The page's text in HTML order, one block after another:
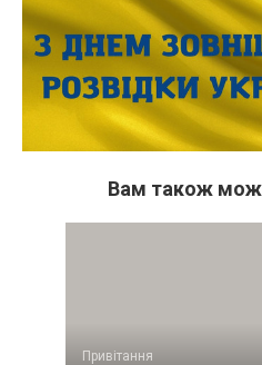
Вам також
Привітання